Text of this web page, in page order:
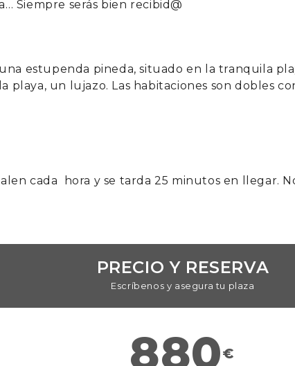
Siempre serás bien recibid@
estupenda pineda, situado en la tranquila
playa, un lujazo. Las habitaciones son dobles
cada hora y se tarda 25 minutos en llegar.
PRECIO Y RESERVA
Escríbenos y asegura tu plaza
880€